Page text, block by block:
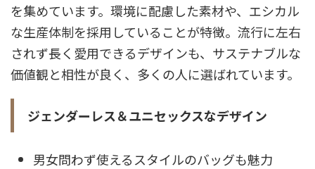
を集めています。環境に配慮した素材や、エシカル
な生産体制を採用していることが特徴。流行に左右
されず長く愛用できるデザインも、サステナブルな
価値観と相性が良く、多くの人に選ばれています。
ジェンダーレス＆ユニセックスなデザイン
男女問わず使えるスタイルのバッグも魅力